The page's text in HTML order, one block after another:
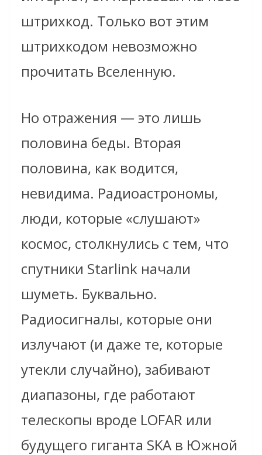
штрихкод. Только вот этим
штрихкодом невозможно
прочитать Вселенную.
Но отражения — это лишь
половина беды. Вторая
половина, как водится,
невидима. Радиоастрономы,
люди, которые «слушают»
космос, столкнулись с тем, что
спутники Starlink начали
шуметь. Буквально.
Радиосигналы, которые они
излучают (и даже те, которые
утекли случайно), забивают
диапазоны, где работают
телескопы вроде LOFAR или
будущего гиганта SKA в Южной